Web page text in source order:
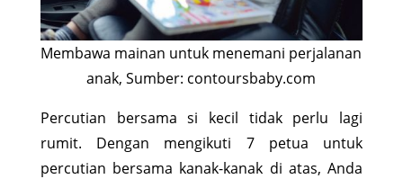
Membawa mainan untuk menemani perjalanan
anak, Sumber: contoursbaby.com
Percutian bersama si kecil tidak perlu lagi
rumit. Dengan mengikuti 7 petua untuk
percutian bersama kanak-kanak di atas, Anda